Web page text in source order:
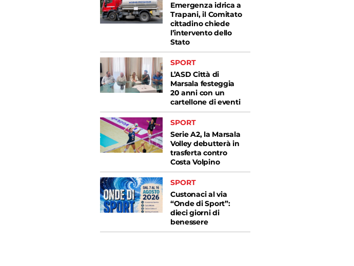
Emergenza idrica a
Trapani, il Comitato
cittadino chiede
l’intervento dello
Stato
SPORT
L’ASD Città di
Marsala festeggia
20 anni con un
cartellone di eventi
SPORT
Serie A2, la Marsala
Volley debutterà in
trasferta contro
Costa Volpino
SPORT
Custonaci al via
“Onde di Sport”:
dieci giorni di
benessere